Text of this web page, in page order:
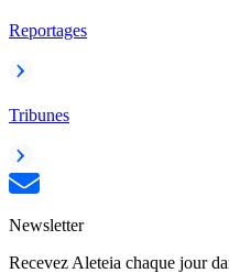
Reportages
Tribunes
Newsletter
Recevez Aleteia chaque jour